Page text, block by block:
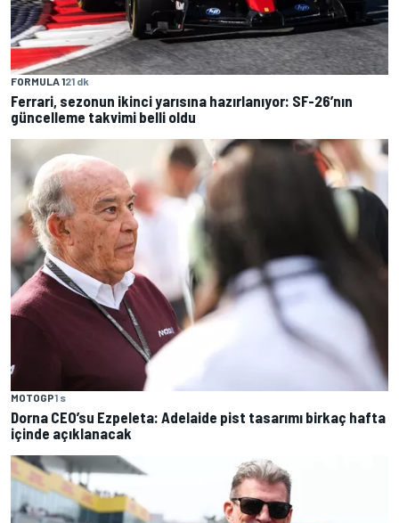
FORMULA 121 dk
Ferrari, sezonun ikinci yarısına hazırlanıyor: SF-26’nın
güncelleme takvimi belli oldu
MOTOGP1 s
Dorna CEO’su Ezpeleta: Adelaide pist tasarımı birkaç hafta
içinde açıklanacak